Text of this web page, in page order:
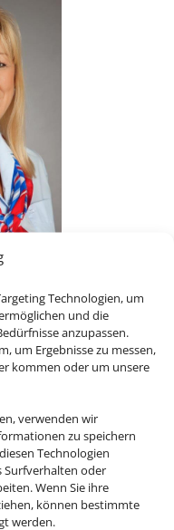
Technologien, um
und die
anzupassen.
um Ergebnisse zu messen,
kommen oder um unsere
verwenden wir
zu speichern
Technologien
Surfverhalten oder
Wenn Sie ihre
können bestimmte
werden.
U R
"